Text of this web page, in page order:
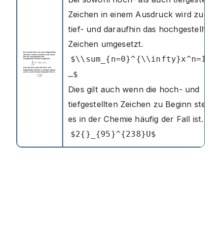
Zeichen in einem Ausdruck wird zuerst
tief- und daraufhin das hochgestellte
Zeichen umgesetzt.
…$
Dies gilt auch wenn die hoch- und
tiefgestellten Zeichen zu Beginn
es in der Chemie häufig der Fall ist.
$2{}_{95}^{238}U$